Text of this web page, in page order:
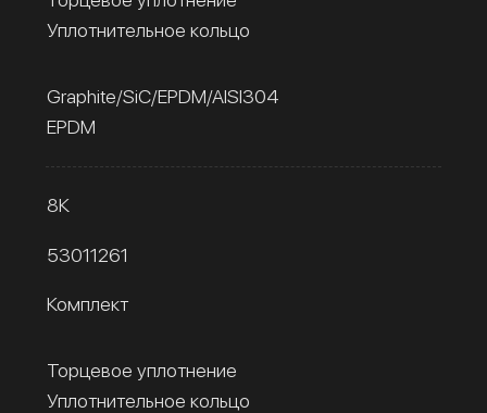
Уплотнительное кольцо
Graphite/SiC/EPDM/AISI304
EPDM
8К
53011261
Комплект
Торцевое уплотнение
Уплотнительное кольцо